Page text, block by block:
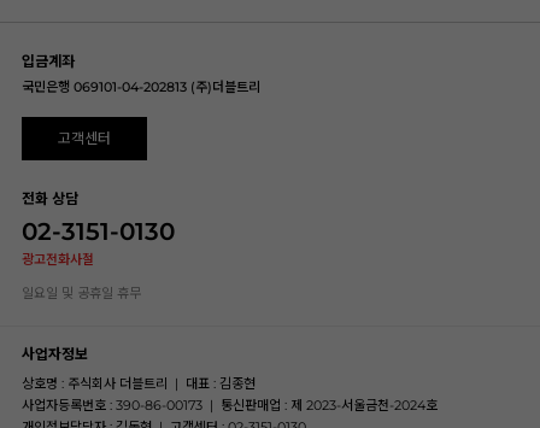
입금계좌
국민은행 069101-04-202813 (주)더블트리
고객센터
전화 상담
02-3151-0130
광고전화사절
일요일 및 공휴일 휴무
사업자정보
상호명 : 주식회사 더블트리 | 대표 : 김종현
사업자등록번호 : 390-86-00173 | 통신판매업 : 제 2023-서울금천-2024호